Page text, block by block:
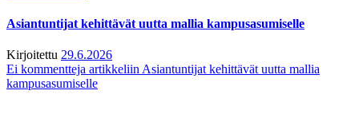
Asiantuntijat kehittävät uutta mallia kampusasumiselle
Kirjoitettu 29.6.2026
Ei kommentteja artikkeliin Asiantuntijat kehittävät uutta mallia
kampusasumiselle